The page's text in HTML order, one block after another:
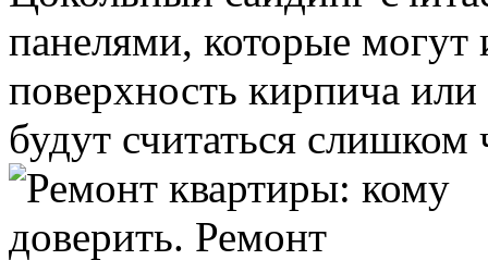
панелями, которые могут
поверхность кирпича
будут считаться